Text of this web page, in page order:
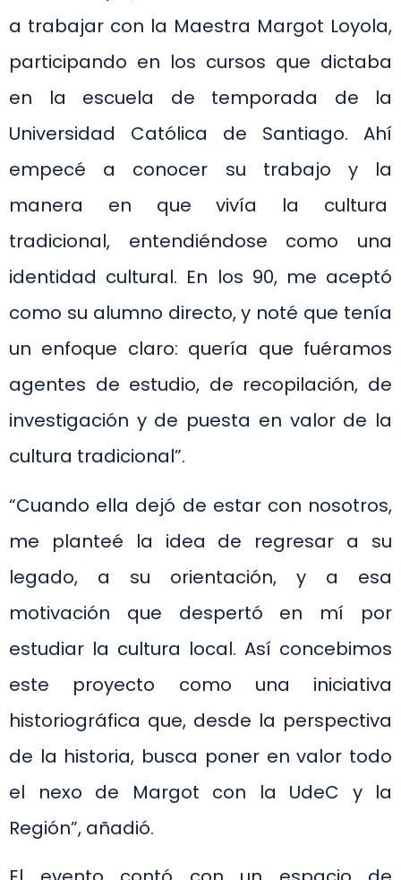
a trabajar con la Maestra Margot Loyola,
participando en los cursos que dictaba
en la escuela de temporada de la
Universidad Católica de Santiago. Ahí
empecé a conocer su trabajo y la
manera en que vivía la cultura
tradicional, entendiéndose como una
identidad cultural. En los 90, me aceptó
como su alumno directo, y noté que tenía
un enfoque claro: quería que fuéramos
agentes de estudio, de recopilación, de
investigación y de puesta en valor de la
cultura tradicional”.
“Cuando ella dejó de estar con nosotros,
me planteé la idea de regresar a su
legado, a su orientación, y a esa
motivación que despertó en mí por
estudiar la cultura local. Así concebimos
este proyecto como una iniciativa
historiográfica que, desde la perspectiva
de la historia, busca poner en valor todo
el nexo de Margot con la UdeC y la
Región”, añadió.